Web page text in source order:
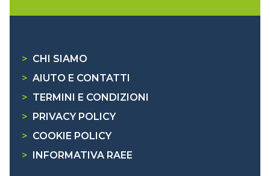
> CHI SIAMO
> AIUTO E CONTATTI
> TERMINI E CONDIZIONI
>
PRIVACY POLICY
> COOKIE POLICY
>
INFORMATIVA RAEE